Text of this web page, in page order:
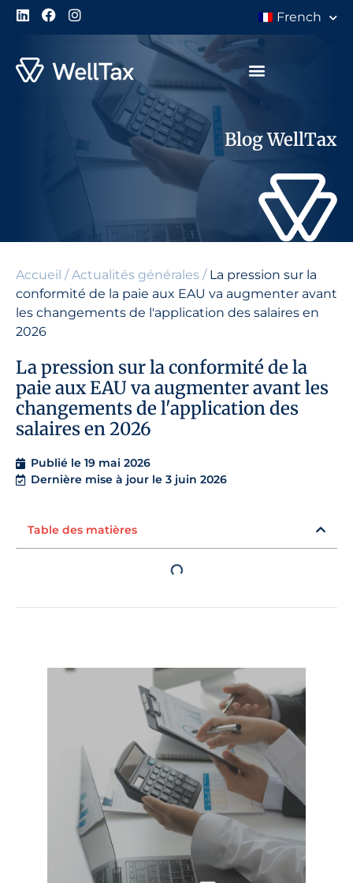
French
Blog WellTax
Accueil /Actualités générales / La pression sur la
conformité de la paie aux EAU va augmenter avant
les changements de l'application des salaires en
2026
La pression sur la conformité de la
paie aux EAU va augmenter avant les
changements de l'application des
salaires en 2026
Publié le 19 mai 2026
Dernière mise à jour le 3 juin 2026
Table des matières